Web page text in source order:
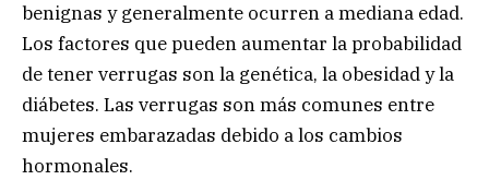
benignas y generalmente ocurren a mediana edad.
Los factores que pueden aumentar la probabilidad
de tener verrugas son la genética, la obesidad y la
diábetes. Las verrugas son más comunes entre
mujeres embarazadas debido a los cambios
hormonales.